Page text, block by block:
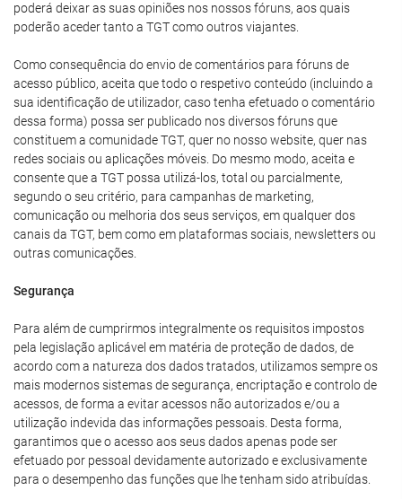
poderá deixar as suas opiniões nos nossos fóruns, aos quais
poderão aceder tanto a TGT como outros viajantes.
Como consequência do envio de comentários para fóruns de
acesso público, aceita que todo o respetivo conteúdo (incluindo a
sua identificação de utilizador, caso tenha efetuado o comentário
dessa forma) possa ser publicado nos diversos fóruns que
constituem a comunidade TGT, quer no nosso website, quer nas
redes sociais ou aplicações móveis. Do mesmo modo, aceita e
consente que a TGT possa utilizá-los, total ou parcialmente,
segundo o seu critério, para campanhas de marketing,
comunicação ou melhoria dos seus serviços, em qualquer dos
canais da TGT, bem como em plataformas sociais, newsletters ou
outras comunicações.
Segurança
Para além de cumprirmos integralmente os requisitos impostos
pela legislação aplicável em matéria de proteção de dados, de
acordo com a natureza dos dados tratados, utilizamos sempre os
mais modernos sistemas de segurança, encriptação e controlo de
acessos, de forma a evitar acessos não autorizados e/ou a
utilização indevida das informações pessoais. Desta forma,
garantimos que o acesso aos seus dados apenas pode ser
efetuado por pessoal devidamente autorizado e exclusivamente
para o desempenho das funções que lhe tenham sido atribuídas.